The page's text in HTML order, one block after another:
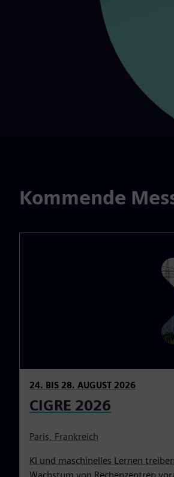
Kommende
24. BIS 28. AUGUST 2026
CIGRE 2026
Paris, Frankreich
KI und maschinelles Lernen